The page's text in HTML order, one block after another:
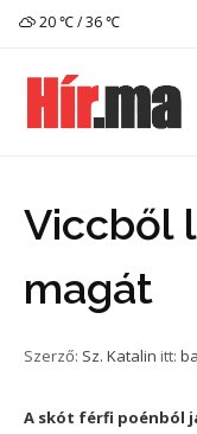
20 ℃ / 36 ℃
Viccből
magát
Szerző: Sz. Katalin itt:
A skót férfi poénból